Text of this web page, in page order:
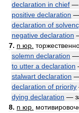
declaration in chief —
positive declaration
declaration of
negative declaration
7. n юр
solemn declaration —
to utter a declaration
stalwart declaration
declaration of priority
dying declaration —
8. n юр